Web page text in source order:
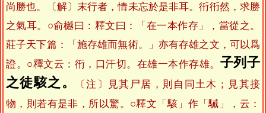
尚勝也。〔解〕末行者，情未忘於是非耳。衎衎然，求勝
之氣耳。○俞樾曰：釋文曰：「在一本作存」，當從之。
莊子天下篇：「施存雄而無術。」亦有存雄之文，可以爲
證。○釋文云：衎，口汗切。在雄一本作存雄。 子列子
之徒駭之。
〔注〕見其尸居，則自同土木；見其接
物，則若有是非，所以驚。○釋文「駭」作「駴」，云：